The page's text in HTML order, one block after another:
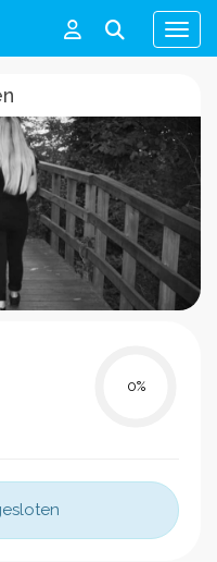
Menu
0%